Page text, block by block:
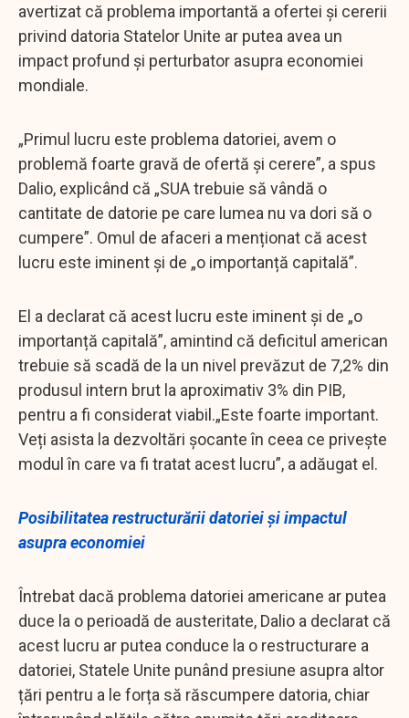
avertizat că problema importantă a ofertei și cererii
privind datoria Statelor Unite ar putea avea un
impact profund și perturbator asupra economiei
mondiale.
„Primul lucru este problema datoriei, avem o
problemă foarte gravă de ofertă și cerere”, a spus
Dalio, explicând că „SUA trebuie să vândă o
cantitate de datorie pe care lumea nu va dori să o
cumpere”. Omul de afaceri a menționat că acest
lucru este iminent și de „o importanță capitală”.
El a declarat că acest lucru este iminent și de „o
importanță capitală”, amintind că deficitul american
trebuie să scadă de la un nivel prevăzut de 7,2% din
produsul intern brut la aproximativ 3% din PIB,
pentru a fi considerat viabil.„Este foarte important.
Veți asista la dezvoltări șocante în ceea ce privește
modul în care va fi tratat acest lucru”, a adăugat el.
Posibilitatea restructurării datoriei și impactul
asupra economiei
Întrebat dacă problema datoriei americane ar putea
duce la o perioadă de austeritate, Dalio a declarat că
acest lucru ar putea conduce la o restructurare a
datoriei, Statele Unite punând presiune asupra altor
țări pentru a le forța să răscumpere datoria, chiar